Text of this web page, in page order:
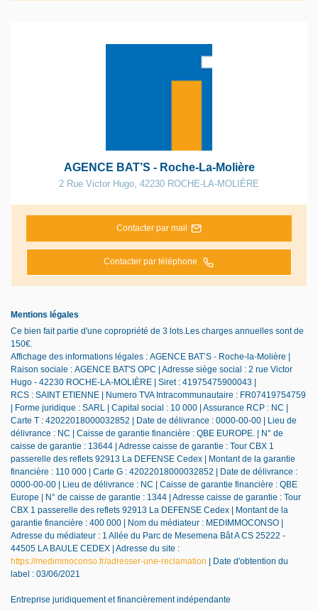
AGENCE BAT’S - Roche-La-Molière
2 Rue Victor Hugo 42230 ROCHE-LA-MOLIÈRE
Contacter par mail
Contacter par téléphone
Mentions légales
Ce bien fait partie d'une copropriété de 3 lots.Les charges annuelles sont de
150€.
Affichage des informations légales : AGENCE BAT’S - Roche-la-Molière |
Raison sociale : AGENCE BAT'S OPC | Adresse siège social : 2 rue Victor
Hugo - 42230 ROCHE-LA-MOLIÈRE | Siret : 41975475900043 |
RCS : SAINT ETIENNE | Numero TVA Intracommunautaire : FR07419754759
| Forme juridique : SARL | Capital social : 10 000 | Assurance RCP : NC |
Carte T : 42022018000032852 | Date de délivrance : 0000-00-00 | Lieu de
délivrance : NC | Caisse de garantie financière : QBE EUROPE. | N° de
caisse de garantie : 13644 | Adresse caisse de garantie : Tour CBX 1
passerelle des reflets 92913 La DEFENSE Cedex | Montant de la garantie
financière : 110 000 | Carte G : 42022018000032852 | Date de délivrance :
0000-00-00 | Lieu de délivrance : NC | Caisse de garantie financière : QBE
Europe | N° de caisse de garantie : 1344 | Adresse caisse de garantie : Tour
CBX 1 passerelle des reflets 92913 La DEFENSE Cedex | Montant de la
garantie financière : 400 000 | Nom du médiateur : MEDIMMOCONSO |
Adresse du médiateur : 1 Allée du Parc de Mesemena Bât A CS 25222 -
44505 LA BAULE CEDEX | Adresse du site :
https://medimmoconso.fr/adresser-une-reclamation | Date d'obtention du
label : 03/06/2021
Entreprise juridiquement et financièrement indépendante